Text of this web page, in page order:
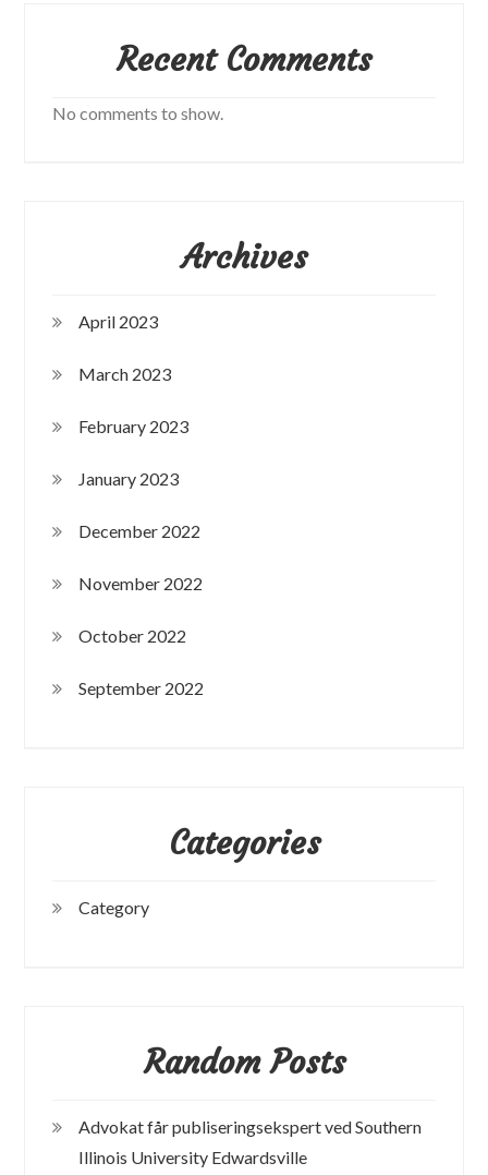
Recent Comments
No comments to show.
Archives
April 2023
March 2023
February 2023
January 2023
December 2022
November 2022
October 2022
September 2022
Categories
Category
Random Posts
Advokat får publiseringsekspert ved Southern
Illinois University Edwardsville